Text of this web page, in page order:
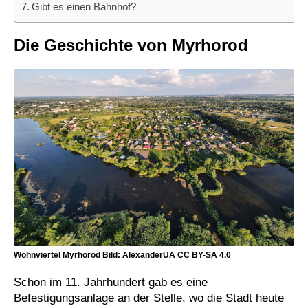
Gibt es einen Bahnhof?
Die Geschichte von Myrhorod
Wohnviertel Myrhorod Bild: AlexanderUA CC BY-SA 4.0
Schon im 11. Jahrhundert gab es eine
Befestigungsanlage an der Stelle, wo die Stadt heute